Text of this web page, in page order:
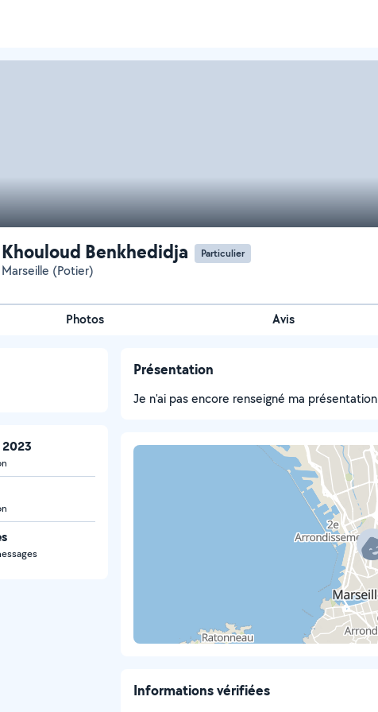
Khouloud Benkhedidja Particulier
Marseille (Potier)
Photos Avis
Présentation
Je n'ai pas encore renseigné ma présentation
Informations vérifiées